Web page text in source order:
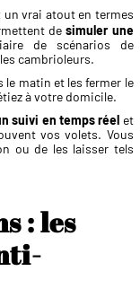
un vrai atout en termes
desimuler une
de scénarios de
cambrioleurs.
le matin et les fermer le
à votre domicile.
suivi en temps réel et
vos volets. Vous
ou de les laisser tels
: les